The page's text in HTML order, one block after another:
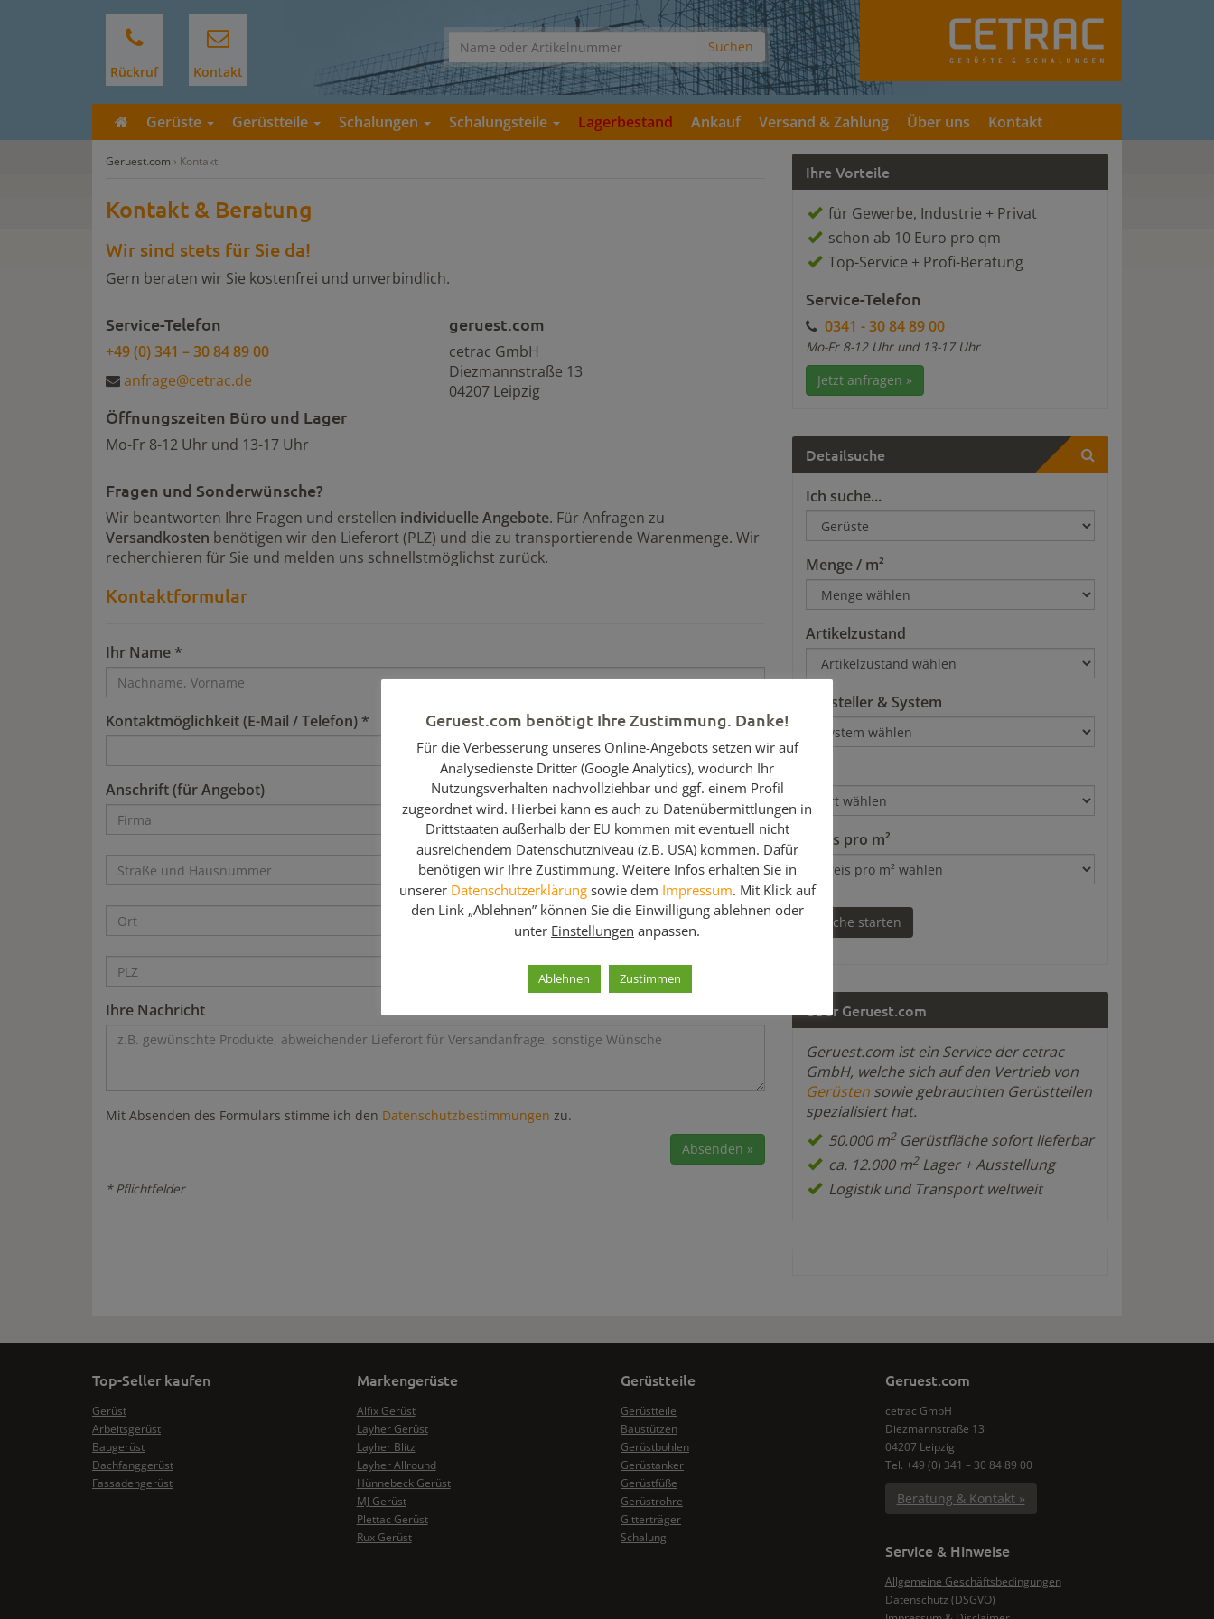
Rückruf Kontakt
Gerüste Gerüstteile Schalungen Schalungsteile Lagerbestand Ankauf Versand & Zahlung Über uns Kontakt
Geruest.com › Kontakt
Kontakt & Beratung
Wir sind stets für Sie da!
Gern beraten wir Sie kostenfrei und unverbindlich.
Service-Telefon
+49 (0) 341 – 30 84 89 00
anfrage@cetrac.de
Öffnungszeiten Büro und Lager
Mo-Fr 8-12 Uhr und 13-17 Uhr
geruest.com
cetrac GmbH
Diezmannstraße 13
04207 Leipzig
Fragen und Sonderwünsche?
Wir beantworten Ihre Fragen und erstellen individuelle Angebote. Für Anfragen zu
Versandkosten benötigen wir den Lieferort (PLZ) und die zu transportierende Warenmenge. Wir
recherchieren für Sie und melden uns schnellstmöglichst zurück.
Kontaktformular
Ihr Name *
Kontaktmöglichkeit (E-Mail / Telefon) *
Anschrift (für Angebot)
Ihre Nachricht
Mit Absenden des Formulars stimme ich den Datenschutzbestimmungen zu.
* Pflichtfelder
Ihre Vorteile
für Gewerbe, Industrie + Privat
schon ab 10 Euro pro qm
Top-Service + Profi-Beratung
Service-Telefon
0341 - 30 84 89 00
Mo-Fr 8-12 Uhr und 13-17 Uhr
Jetzt anfragen »
Detailsuche
Ich suche...
Menge / m²
Artikelzustand
Hersteller & System
Preis pro m²
Über Geruest.com
Geruest.com ist ein Service der cetrac
GmbH, welche sich auf den Vertrieb von
Gerüsten sowie gebrauchten Gerüstteilen
spezialisiert hat.
50.000 m2Gerüstfläche sofort lieferbar
ca. 12.000 m2Lager + Ausstellung
Logistik und Transport weltweit
Top-Seller kaufen
Gerüst
Arbeitsgerüst
Baugerüst
Dachfanggerüst
Fassadengerüst
Markengerüste
Alfix Gerüst
Layher Gerüst
Layher Blitz
Layher Allround
Hünnebeck Gerüst
MJ Gerüst
Plettac Gerüst
Rux Gerüst
Gerüstteile
Gerüstteile
Baustützen
Gerüstbohlen
Gerüstanker
Gerüstfüße
Gerüstrohre
Gitterträger
Schalung
Geruest.com
cetrac GmbH
Diezmannstraße 13
04207 Leipzig
Tel. +49 (0) 341 – 30 84 89 00
Beratung & Kontakt »
Service & Hinweise
Allgemeine Geschäftsbedingungen
Datenschutz (DSGVO)
Geruest.com benötigt Ihre Zustimmung. Danke!
Für die Verbesserung unseres Online-Angebots setzen wir auf
Analysedienste Dritter (Google Analytics), wodurch Ihr
Nutzungsverhalten nachvollziehbar und ggf. einem Profil
zugeordnet wird. Hierbei kann es auch zu Datenübermittlungen in
Drittstaaten außerhalb der EU kommen mit eventuell nicht
ausreichendem Datenschutzniveau (z.B. USA) kommen. Dafür
benötigen wir Ihre Zustimmung. Weitere Infos erhalten Sie in
unserer Datenschutzerklärungsowie dem Impressum. Mit Klick auf
den Link „Ablehnen” können Sie die Einwilligung ablehnen oder
unter Einstellungen anpassen.
Ablehnen Zustimmen